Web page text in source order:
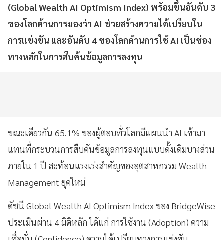
(Global Wealth AI Optimism Index) พร้อมขึ้นอันดับ 3
ของโลกด้านการมองว่า AI ช่วยสร้างความได้เปรียบใน
การแข่งขัน และอันดับ 4 ของโลกด้านการใช้ AI เป็นช่อง
ทางหลักในการสืบค้นข้อมูลการลงทุน
ขณะเดียวกัน 65.1% ของผู้ตอบทั่วโลกมีแผนนำ AI เข้ามา
แทนที่กระบวนการสืบค้นข้อมูลการลงทุนแบบดั้งเดิมบางส่วน
ภายใน 1 ปี สะท้อนแรงเร่งสำคัญของอุตสาหกรรม Wealth
Management ยุคใหม่
ดัชนี Global Wealth AI Optimism Index ของ BridgeWise
ประเมินผ่าน 4 มิติหลัก ได้แก่ การใช้งาน (Adoption) ความ